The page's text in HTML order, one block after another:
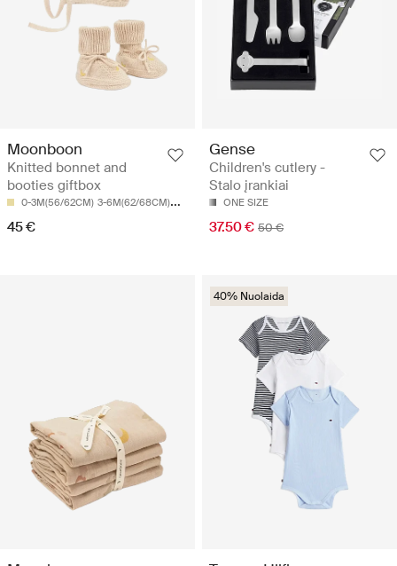
Moonboon
Knitted bonnet and
booties giftbox
0-3M(56/62CM) 3-6M(62/68CM) 6-9M(74CM)
45 €
Gense
Children's cutlery -
Stalo įrankiai
ONE SIZE
37.50 € 50 €
40% Nuolaida